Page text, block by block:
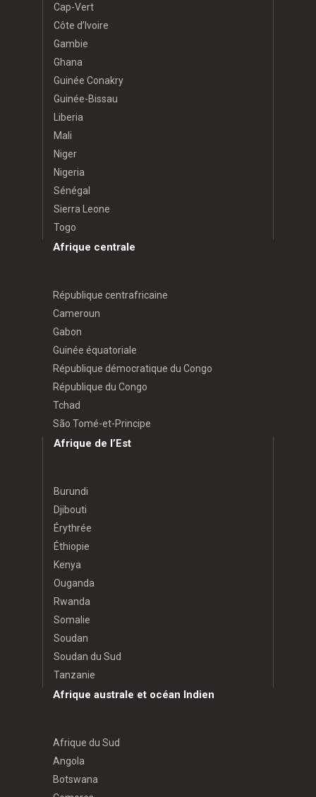
Cap-Vert
Côte d’Ivoire
Gambie
Ghana
Guinée Conakry
Guinée-Bissau
Liberia
Mali
Niger
Nigeria
Sénégal
Sierra Leone
Togo
Afrique centrale
République centrafricaine
Cameroun
Gabon
Guinée équatoriale
République démocratique du Congo
République du Congo
Tchad
São Tomé-et-Principe
Afrique de l’Est
Burundi
Djibouti
Érythrée
Éthiopie
Kenya
Ouganda
Rwanda
Somalie
Soudan
Soudan du Sud
Tanzanie
Afrique australe et océan Indien
Afrique du Sud
Angola
Botswana